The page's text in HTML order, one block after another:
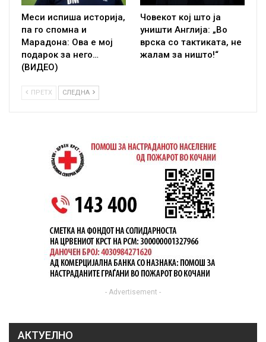
Меси испиша историја,
па го спомна и
Марадона: Ова е мој
подарок за него…
(ВИДЕО)
Човекот кој што ја
уништи Англија: „Во
врска со тактиката, не
жалам за ништо!“
ПРЕТХ СЛЕДНА
- Advertisement -
АКТУЕЛНО